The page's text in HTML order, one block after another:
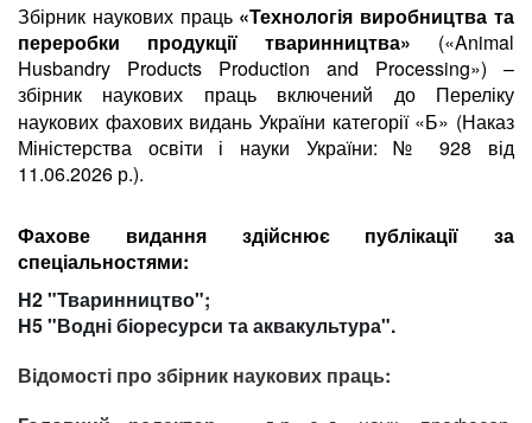
Збірник наукових праць «Технологія виробництва та
переробки продукції тваринництва» («Animal
Husbandry Products Production and Processing») –
збірник наукових праць включений до Переліку
наукових фахових видань України категорії «Б» (Наказ
Міністерства освіти і науки України: № 928 від
11.06.2026 р.).
Фахове видання здійснює публікації за
спеціальностями:
H2"Тваринництво";
H5"Водні біоресурси та аквакультура".
Відомості про збірник наукових праць: